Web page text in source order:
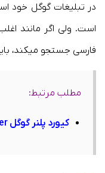
در تبلیغات گوگل خود
است. ولی اگر مانند
فارسی جستجو میکند،
مطلب مرتبط:
کیورد پلنر گوگل Keyword Planner چیست؟